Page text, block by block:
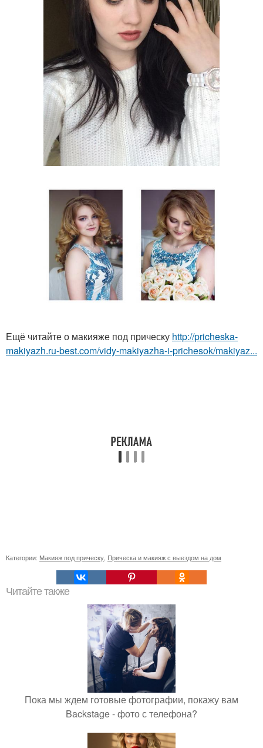
Ещё читайте о макияже под прическу http://pricheska-
makiyazh.ru-best.com/vidy-makiyazha-i-prichesok/makiyaz...
Категории: Макияж под прическу Прическа и макияж с выездом на дом
Читайте также
Пока мы ждем готовые фотографии, покажу вам
Backstage - фото с телефона?